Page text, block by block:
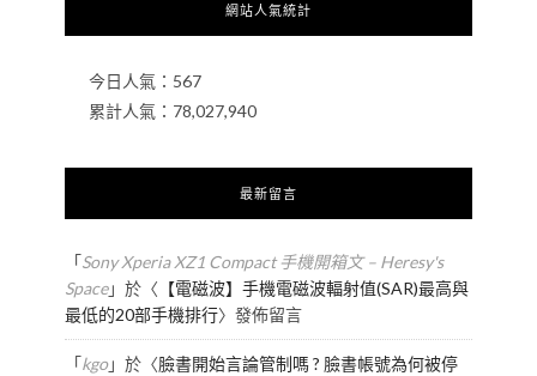
網站人氣統計
今日人氣： 567
累計人氣： 78,027,940
最新留言
「Sony Xperia XZ1 Compact 手機開箱文 – Heresy's
Space」於〈 【電磁波】手機電磁波輻射值(SAR)最高與
最低的20部手機排行〉發佈留言
「kgo」於〈臉書開始言論管制嗎 ? 臉書帳號為何被停